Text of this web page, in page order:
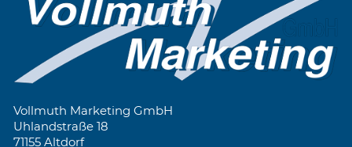
Vollmuth Marketing GmbH
Uhlandstraße 18
71155 Altdorf